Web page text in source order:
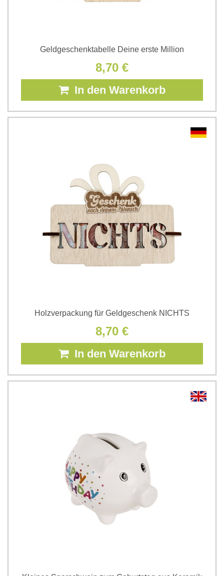
Geldgeschenktabelle Deine erste Million
8,70 €
In den Warenkorb
Holzverpackung für Geldgeschenk NICHTS
8,70 €
In den Warenkorb